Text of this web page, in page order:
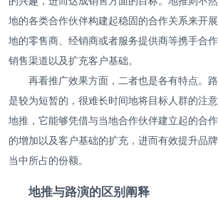
地的各类合作伙伴构建起稳固的合作关系来开
地的零售商、经销商或者服务提供商等携手合
销售渠道以及扩充客户基础。
再看推广效果方面，二者也是各有特点。
是较为短暂的，很难长时间地将目标人群的注
地推，它能够凭借与当地合作伙伴建立起的合
的增加以及客户基础的扩充，进而有效提升品
当中所占的份额。
地推与路演的区别阐释